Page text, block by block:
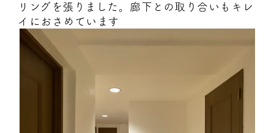
リングを張りました。廊下との取り合いもキレ
イにおさめています